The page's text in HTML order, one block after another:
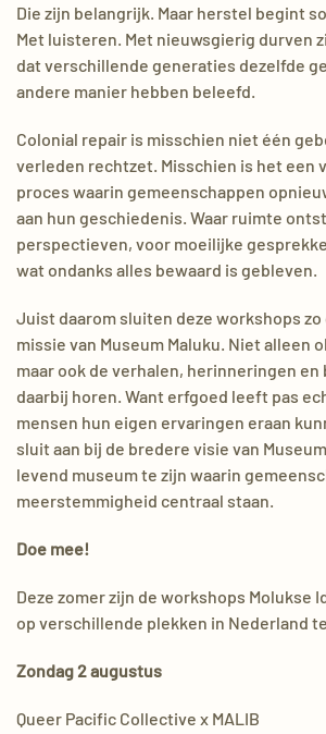
Die zijn belangrijk. Maar herstel begint
Met luisteren. Met nieuwsgierig durven
dat verschillende generaties dezelfde
andere manier hebben beleefd.
Colonial repair is misschien niet één
verleden rechtzet. Misschien is het een
proces waarin gemeenschappen
aan hun geschiedenis. Waar ruimte
perspectieven, voor moeilijke
wat ondanks alles bewaard is gebleven.
Juist daarom sluiten deze workshops zo
missie van Museum Maluku. Niet alleen
maar ook de verhalen, herinneringen
daarbij horen. Want erfgoed leeft pas
mensen hun eigen ervaringen eraan
sluit aan bij de bredere visie van
levend museum te zijn waarin
meerstemmigheid centraal staan.
Doe mee!
Deze zomer zijn de workshops Molukse
op verschillende plekken in Nederland
Zondag 2 augustus
Queer Pacific Collective x MALIB